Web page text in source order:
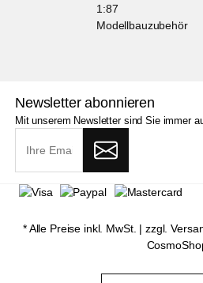
1:87
Modellbauzubehör
Newsletter abonnieren
Mit unserem Newsletter sind Sie immer
* Alle Preise inkl. MwSt. |zzgl.